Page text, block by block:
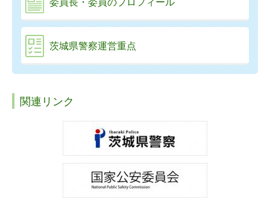
委員長・委員のプロフィール
茨城県警察運営重点
関連リンク